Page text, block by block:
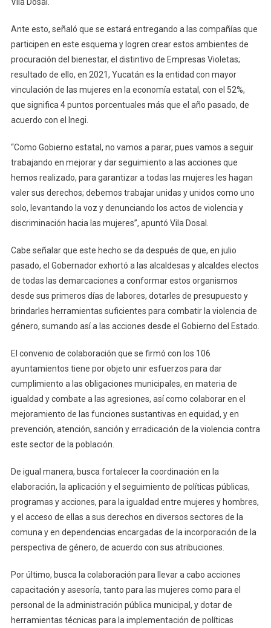
Ante esto, señaló que se estará entregando a las compañías que
participen en este esquema y logren crear estos ambientes de
procuración del bienestar, el distintivo de Empresas Violetas;
resultado de ello, en 2021, Yucatán es la entidad con mayor
vinculación de las mujeres en la economía estatal, con el 52%,
que significa 4 puntos porcentuales más que el año pasado, de
acuerdo con el Inegi.
“Como Gobierno estatal, no vamos a parar, pues vamos a seguir
trabajando en mejorar y dar seguimiento a las acciones que
hemos realizado, para garantizar a todas las mujeres les hagan
valer sus derechos; debemos trabajar unidas y unidos como uno
solo, levantando la voz y denunciando los actos de violencia y
discriminación hacia las mujeres”, apuntó Vila Dosal.
Cabe señalar que este hecho se da después de que, en julio
pasado, el Gobernador exhortó a las alcaldesas y alcaldes electos
de todas las demarcaciones a conformar estos organismos
desde sus primeros días de labores, dotarles de presupuesto y
brindarles herramientas suficientes para combatir la violencia de
género, sumando así a las acciones desde el Gobierno del Estado.
El convenio de colaboración que se firmó con los 106
ayuntamientos tiene por objeto unir esfuerzos para dar
cumplimiento a las obligaciones municipales, en materia de
igualdad y combate a las agresiones, así como colaborar en el
mejoramiento de las funciones sustantivas en equidad, y en
prevención, atención, sanción y erradicación de la violencia contra
este sector de la población.
De igual manera, busca fortalecer la coordinación en la
elaboración, la aplicación y el seguimiento de políticas públicas,
programas y acciones, para la igualdad entre mujeres y hombres,
y el acceso de ellas a sus derechos en diversos sectores de la
comuna y en dependencias encargadas de la incorporación de la
perspectiva de género, de acuerdo con sus atribuciones.
Por último, busca la colaboración para llevar a cabo acciones
capacitación y asesoría, tanto para las mujeres como para el
personal de la administración pública municipal, y dotar de
herramientas técnicas para la implementación de políticas